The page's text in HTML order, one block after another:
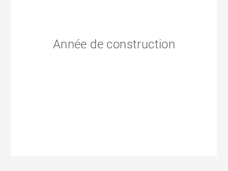
Année de construction